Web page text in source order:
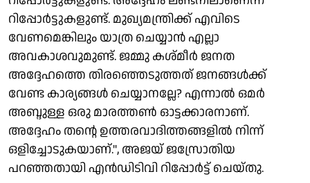
റിപ്പോർട്ടുകളുണ്ട്. മുഖ്യമന്ത്രിക്ക് എവിടെ
വേണമെങ്കിലും യാത്ര ചെയ്യാൻ എല്ലാ
അവകാശവുമുണ്ട്. ജമ്മു കശ്മീർ ജനത
അദ്ദേഹത്തെ തിരഞ്ഞെടുത്തത് ജനങ്ങൾക്ക്
വേണ്ട കാര്യങ്ങൾ ചെയ്യാനല്ലേ? എന്നാൽ ഒമർ
അബ്ദുള്ള ഒരു മാരത്തൺ ഓട്ടക്കാരനാണ്.
അദ്ദേഹം തൻ്റെ ഉത്തരവാദിത്തങ്ങളിൽ നിന്ന്
ഒളിച്ചോടുകയാണ്.", അജയ് ജസ്രോതിയ
പറഞ്ഞതായി എൻഡിടിവി റിപ്പോർട്ട് ചെയ്തു.